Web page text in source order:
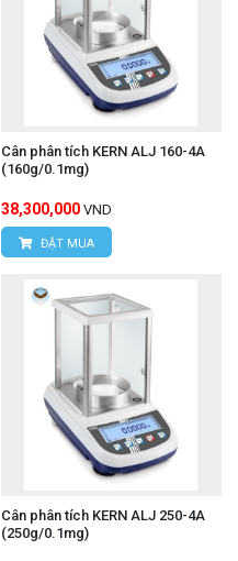
Cân phân tích KERN ALJ 160-4A
(160g/0.1mg)
38,300,000 VND
ĐẶT MUA
Cân phân tích KERN ALJ 250-4A
(250g/0.1mg)